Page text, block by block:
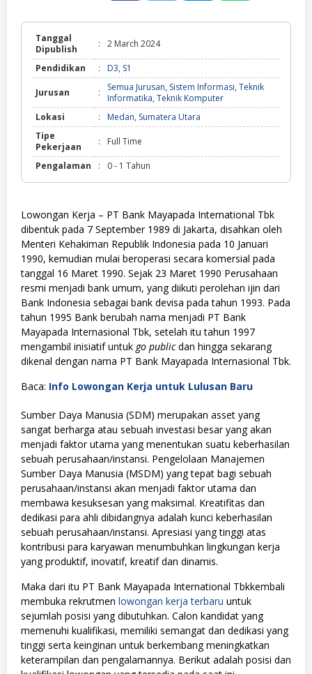
Tanggal
Dipublish
: 2 March 2024
Pendidikan : D3, S1
Jurusan : Semua Jurusan, Sistem Informasi, Teknik
Informatika, Teknik Komputer
Lokasi
: Medan, Sumatera Utara
Tipe
Pekerjaan
: Full Time
Pengalaman : 0 - 1 Tahun
Lowongan Kerja – PT Bank Mayapada International Tbk
dibentuk pada 7 September 1989 di Jakarta, disahkan oleh
Menteri Kehakiman Republik Indonesia pada 10 Januari
1990, kemudian mulai beroperasi secara komersial pada
tanggal 16 Maret 1990. Sejak 23 Maret 1990 Perusahaan
resmi menjadi bank umum, yang diikuti perolehan ijin dari
Bank Indonesia sebagai bank devisa pada tahun 1993. Pada
tahun 1995 Bank berubah nama menjadi PT Bank
Mayapada Internasional Tbk, setelah itu tahun 1997
mengambil inisiatif untuk go publicdan hingga sekarang
dikenal dengan nama PT Bank Mayapada Internasional Tbk.
Baca: Info Lowongan Kerja untuk Lulusan Baru
Sumber Daya Manusia (SDM) merupakan asset yang
sangat berharga atau sebuah investasi besar yang akan
menjadi faktor utama yang menentukan suatu keberhasilan
sebuah perusahaan/instansi. Pengelolaan Manajemen
Sumber Daya Manusia (MSDM) yang tepat bagi sebuah
perusahaan/instansi akan menjadi faktor utama dan
membawa kesuksesan yang maksimal. Kreatifitas dan
dedikasi para ahli dibidangnya adalah kunci keberhasilan
sebuah perusahaan/instansi. Apresiasi yang tinggi atas
kontribusi para karyawan menumbuhkan lingkungan kerja
yang produktif, inovatif, kreatif dan dinamis.
Maka dari itu PT Bank Mayapada International Tbkkembali
membuka rekrutmen lowongan kerja terbaru untuk
sejumlah posisi yang dibutuhkan. Calon kandidat yang
memenuhi kualifikasi, memiliki semangat dan dedikasi yang
tinggi serta keinginan untuk berkembang meningkatkan
keterampilan dan pengalamannya. Berikut adalah posisi dan